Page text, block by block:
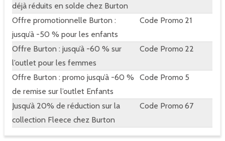
déjà réduits en solde chez Burton
Offre promotionnelle Burton :
jusqu’à -50 % pour les enfants
Code Promo 21
Offre Burton : jusqu’à -60 % sur
l’outlet pour les femmes
Code Promo 22
Offre Burton : promo jusqu’à -60 %
de remise sur l’outlet Enfants
Code Promo 5
Jusqu’à 20% de réduction sur la
collection Fleece chez Burton
Code Promo 67